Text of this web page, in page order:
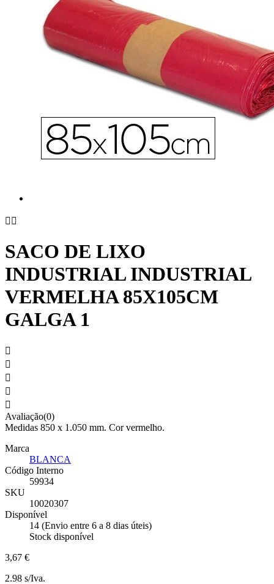
 
SACO DE LIXO
INDUSTRIAL INDUSTRIAL
VERMELHA 85X105CM
GALGA 1





Avaliação(0)
Medidas 850 x 1.050 mm. Cor vermelho.
Marca
BLANCA
Código Interno
59934
SKU
10020307
Disponível
14 (Envio entre 6 a 8 dias úteis)
Stock disponível
3,67 €
2.98 s/Iva.